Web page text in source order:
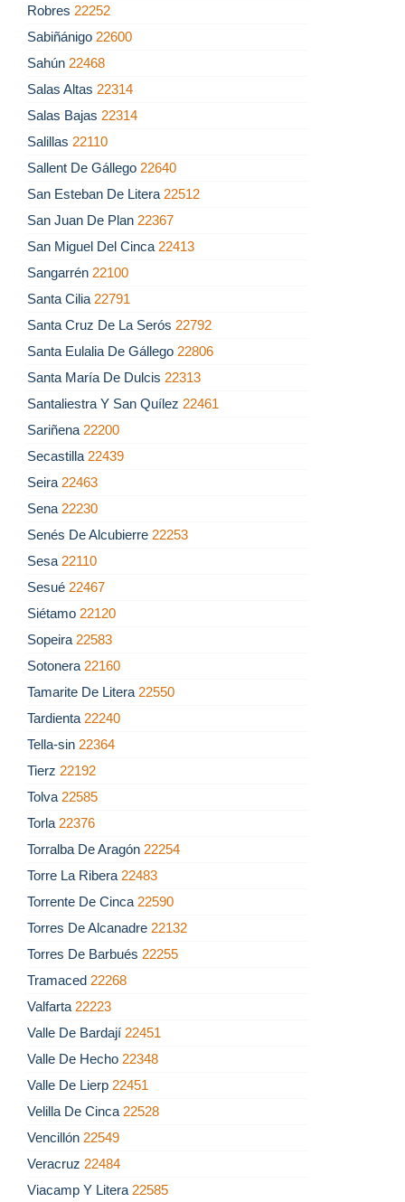
Robres 22252
Sabiñánigo 22600
Sahún 22468
Salas Altas 22314
Salas Bajas 22314
Salillas 22110
Sallent De Gállego 22640
San Esteban De Litera 22512
San Juan De Plan 22367
San Miguel Del Cinca 22413
Sangarrén 22100
Santa Cilia 22791
Santa Cruz De La Serós 22792
Santa Eulalia De Gállego 22806
Santa María De Dulcis 22313
Santaliestra Y San Quílez 22461
Sariñena 22200
Secastilla 22439
Seira 22463
Sena 22230
Senés De Alcubierre 22253
Sesa 22110
Sesué 22467
Siétamo 22120
Sopeira 22583
Sotonera 22160
Tamarite De Litera 22550
Tardienta 22240
Tella-sin 22364
Tierz 22192
Tolva 22585
Torla 22376
Torralba De Aragón 22254
Torre La Ribera 22483
Torrente De Cinca 22590
Torres De Alcanadre 22132
Torres De Barbués 22255
Tramaced 22268
Valfarta 22223
Valle De Bardají 22451
Valle De Hecho 22348
Valle De Lierp 22451
Velilla De Cinca 22528
Vencillón 22549
Veracruz 22484
Viacamp Y Litera 22585